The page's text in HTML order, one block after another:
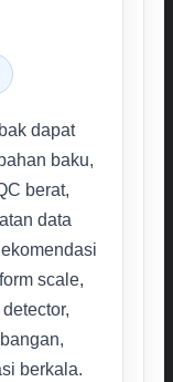
dapat
baku,
berat,
data
scale,
berkala.